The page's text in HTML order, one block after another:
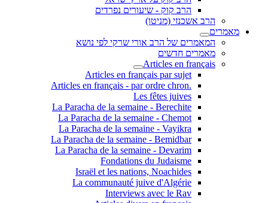
הרב קוק - שיעורים נפרדים
הרב אשכנזי (מניטו)
מאמרים
המאמרים של הרב אורי שרקי לפי נושא
מאמרים חדשים
Articles en français
Articles en français par sujet
.Articles en français - par ordre chron
Les fêtes juives
La Paracha de la semaine - Berechite
La Paracha de la semaine - Chemot
La Paracha de la semaine - Vayikra
La Paracha de la semaine - Bemidbar
La Paracha de la semaine - Devarim
Fondations du Judaisme
Israël et les nations, Noachides
La communauté juive d'Algérie
Interviews avec le Rav